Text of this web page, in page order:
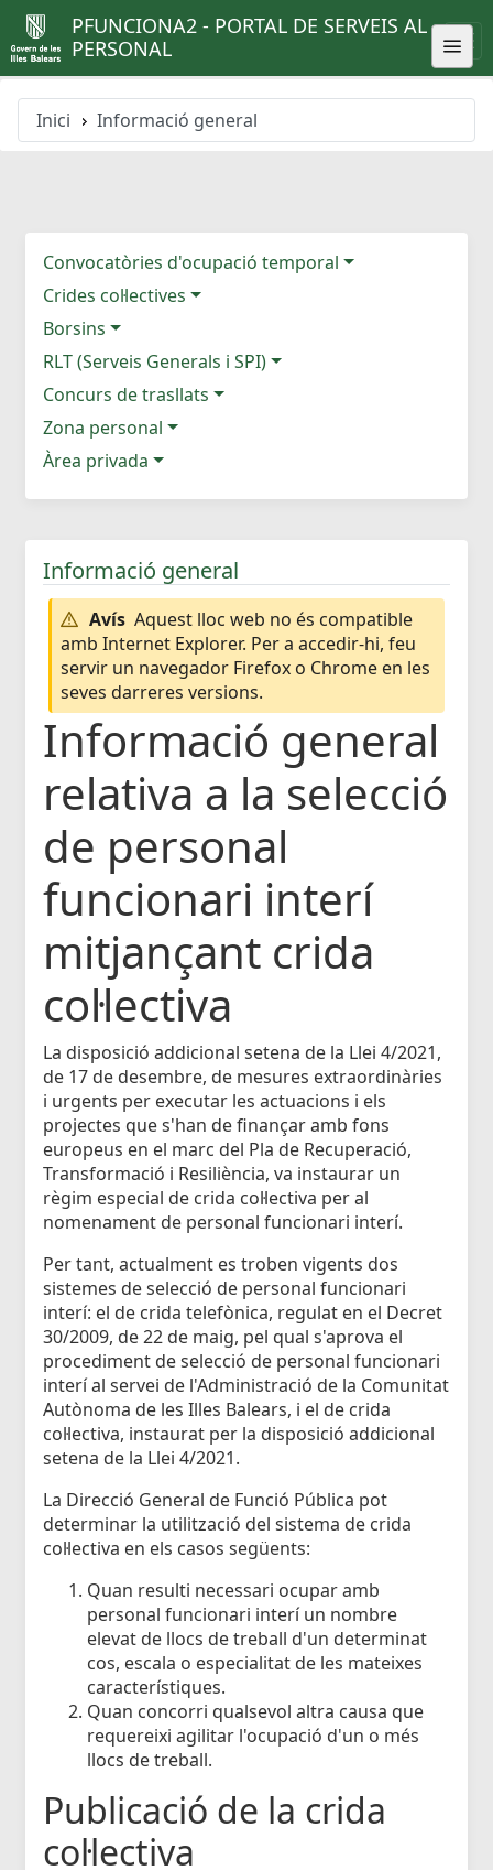
PFUNCIONA2 - PORTAL DE SERVEIS AL
PERSONAL
Inici Informació general
Convocatòries d'ocupació temporal
Crides col·lectives
Borsins
RLT (Serveis Generals i SPI)
Concurs de trasllats
Zona personal
Àrea privada
Informació general
Avís Aquest lloc web no és compatible
amb Internet Explorer. Per a accedir-hi, feu
servir un navegador Firefox o Chrome en les
seves darreres versions.
Informació general
relativa a la selecció
de personal
funcionari interí
mitjançant crida
col·lectiva
La disposició addicional setena de la Llei 4/2021,
de 17 de desembre, de mesures extraordinàries
i urgents per executar les actuacions i els
projectes que s'han de finançar amb fons
europeus en el marc del Pla de Recuperació,
Transformació i Resiliència, va instaurar un
règim especial de crida col·lectiva per al
nomenament de personal funcionari interí.
Per tant, actualment es troben vigents dos
sistemes de selecció de personal funcionari
interí: el de crida telefònica, regulat en el Decret
30/2009, de 22 de maig, pel qual s'aprova el
procediment de selecció de personal funcionari
interí al servei de l'Administració de la Comunitat
Autònoma de les Illes Balears, i el de crida
col·lectiva, instaurat per la disposició addicional
setena de la Llei 4/2021.
La Direcció General de Funció Pública pot
determinar la utilització del sistema de crida
col·lectiva en els casos següents:
Quan resulti necessari ocupar amb
personal funcionari interí un nombre
elevat de llocs de treball d'un determinat
cos, escala o especialitat de les mateixes
característiques.
Quan concorri qualsevol altra causa que
requereixi agilitar l'ocupació d'un o més
llocs de treball.
Publicació de la crida
col·lectiva